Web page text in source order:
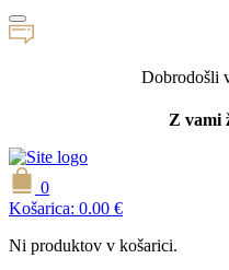
Dobrodošli
Z vami
0
Košarica: 0.00 €
Ni produktov v košarici.